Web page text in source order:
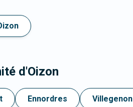
d'Oizon
Ennordres Villegenon